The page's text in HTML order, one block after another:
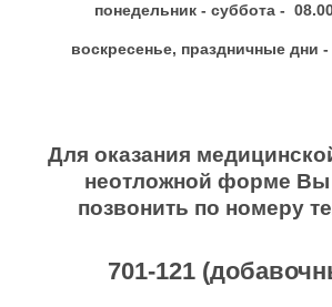
понедельник - суббота -
воскресенье, праздничные дни -
Для оказания
неотложной форме Вы
позвонить по номеру
701-121